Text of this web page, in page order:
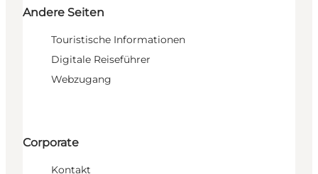
Andere Seiten
Touristische Informationen
Digitale Reiseführer
Webzugang
Corporate
Kontakt